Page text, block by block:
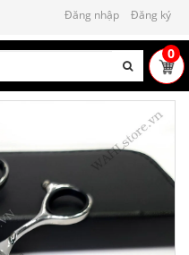
Đăng nhập Đăng ký
0